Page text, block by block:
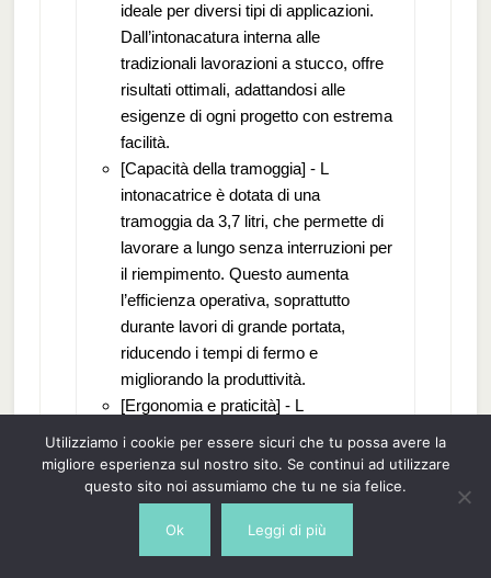
ideale per diversi tipi di applicazioni.
Dall’intonacatura interna alle
tradizionali lavorazioni a stucco, offre
risultati ottimali, adattandosi alle
esigenze di ogni progetto con estrema
facilità.
[Capacità della tramoggia] - L
intonacatrice è dotata di una
tramoggia da 3,7 litri, che permette di
lavorare a lungo senza interruzioni per
il riempimento. Questo aumenta
l’efficienza operativa, soprattutto
durante lavori di grande portata,
riducendo i tempi di fermo e
migliorando la produttività.
[Ergonomia e praticità] - L
e il design ergonomico offrono un
controllo preciso durante l uso. La
raggiungere facilmente superfici più
Utilizziamo i cookie per essere sicuri che tu possa avere la
migliore esperienza sul nostro sito. Se continui ad utilizzare
questo sito noi assumiamo che tu ne sia felice.
Ok Leggi di più